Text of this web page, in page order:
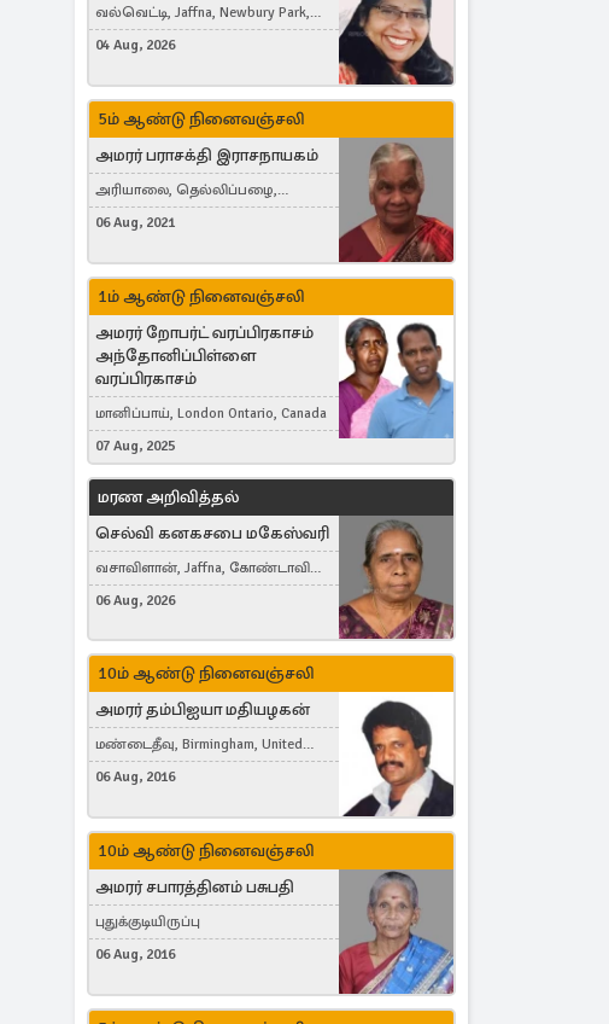
வல்வெட்டி, Jaffna, Newbury Park,
United Kingdom
04 Aug, 2026
5ம் ஆண்டு நினைவஞ்சலி
அமரர் பராசக்தி இராசநாயகம்
அரியாலை, தெல்லிப்பழை,
Montreal, Canada
06 Aug, 2021
1ம் ஆண்டு நினைவஞ்சலி
அமரர் றோபர்ட் வரப்பிரகாசம்
அந்தோனிப்பிள்ளை
வரப்பிரகாசம்
மானிப்பாய், London Ontario, Canada
07 Aug, 2025
மரண அறிவித்தல்
செல்வி கனகசபை மகேஸ்வரி
வசாவிளான், Jaffna, கோண்டாவில்
கிழக்கு
06 Aug, 2026
10ம் ஆண்டு நினைவஞ்சலி
அமரர் தம்பிஐயா மதியழகன்
மண்டைதீவு, Birmingham, United
Kingdom
06 Aug, 2016
10ம் ஆண்டு நினைவஞ்சலி
அமரர் சபாரத்தினம் பசுபதி
புதுக்குடியிருப்பு
06 Aug, 2016